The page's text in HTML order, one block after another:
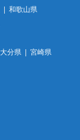
和歌山県
大分県
宮崎県